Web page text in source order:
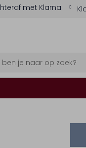
met Klarna